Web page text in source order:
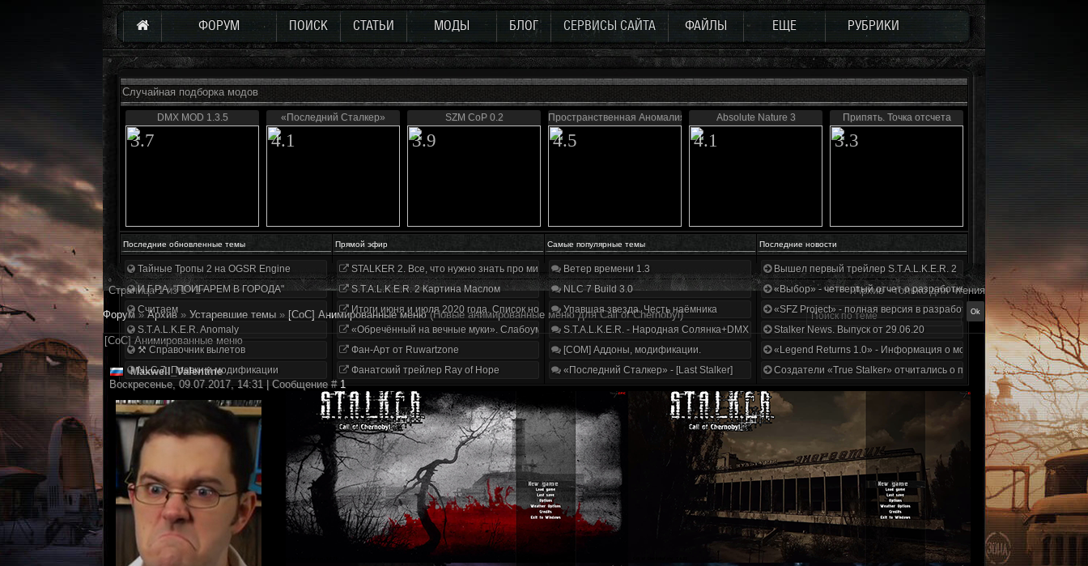
ФОРУМ ПОИСК СТАТЬИ МОДЫ БЛОГ СЕРВИСЫ САЙТА ФАЙЛЫ ЕЩЕ РУБРИКИ
Случайная подборка модов
DMX MOD 1.3.5
3.7
«Последний Сталкер»
4.1
SZM CoP 0.2
3.9
Пространственная Аномалия 4.1
4.5
Absolute Nature 3
4.1
Припять. Точка отсчета
3.3
Последние обновленные темы Прямой эфир Самые популярные темы Последние новости
Тайные Тропы 2 на OGSR Engine
И.Г.Р.А. "ПОИГАРЕМ В ГОРОДА"
Считаем
S.T.A.L.K.E.R. Anomaly
⚒ Справочник вылетов
NLC 7. Правки и модификации
STALKER 2. Все, что нужно знать про мир, геймплей и сюжет | Разбор трейлера
S.T.A.L.K.E.R. 2 Картина Маслом
Итоги июня и июля 2020 года. Список нововведений
«Обречённый на вечные муки». Слабоумие и отвага
Фан-Арт от Ruwartzone
Фанатский трейлер Ray of Hope
Ветер времени 1.3
NLC 7 Build 3.0
Упавшая звезда. Честь наёмника
S.T.A.L.K.E.R. - Народная Солянка+DMX 1.3.5.ООП.МА.К.
[COM] Аддоны, модификации.
«Последний Сталкер» - [Last Stalker]
Вышел первый трейлер S.T.A.L.K.E.R. 2
«Выбор» - четвертый отчет о разработке!
«SFZ Project» - полная версия в разработке!
Stalker News. Выпуск от 29.06.20
«Legend Returns 1.0» - Информация о моде за июнь 2020
Создатели «True Stalker» отчитались о проделанной работе
Страница1из1 1
Архив - только для чтения
Форум » Архив » Устаревшие темы » [CoC] Анимированные меню (Новые анимированные меню для Call of Chernobyl)
[CoC] Анимированные меню
Maxwell_Valentine
Воскресенье, 09.07.2017, 14:31 | Сообщение #1